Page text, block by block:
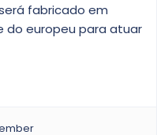
fabricado em
do europeu para atuar